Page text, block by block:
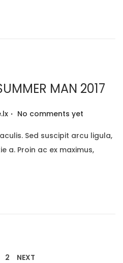
MAN 2017
. No comments yet
Sed suscipit arcu ligula,
a. Proin ac ex maximus,
2 NEXT